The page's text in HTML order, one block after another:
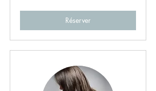
Réserver